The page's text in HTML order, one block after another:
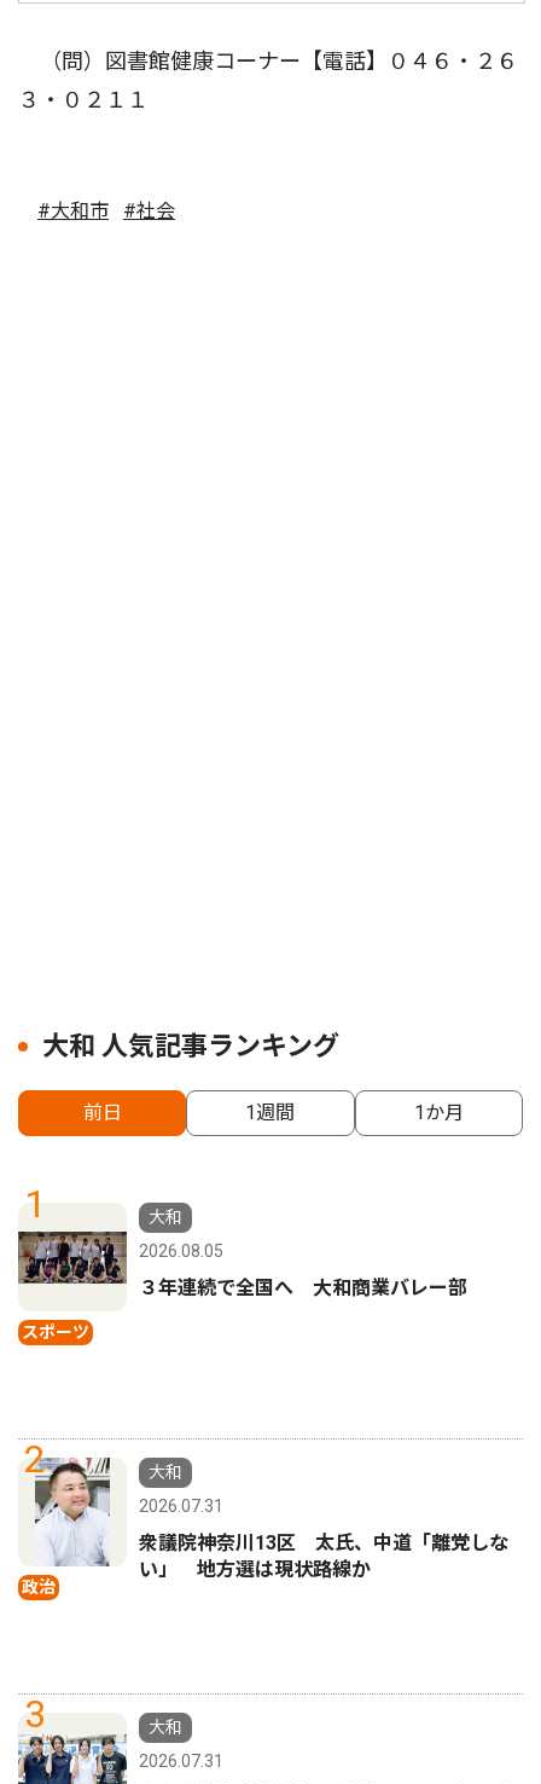
（問）図書館健康コーナー【電話】０４６・２６
３・０２１１
#大和市 #社会
大和 人気記事ランキング
前日 1週間 1か月
1
スポーツ
大和
2026.08.05
３年連続で全国へ 大和商業バレー部
2
政治
大和
2026.07.31
衆議院神奈川13区 太氏、中道「離党しな
い」 地方選は現状路線か
3
大和
2026.07.31